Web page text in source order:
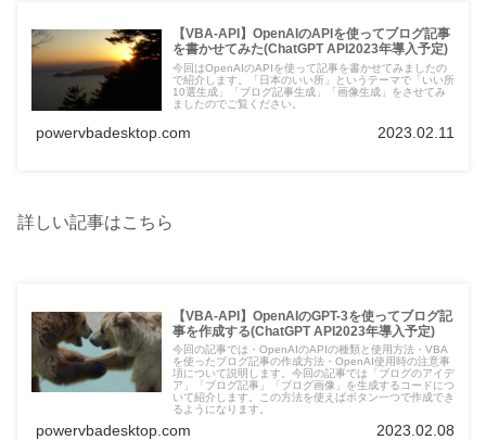
【VBA-API】OpenAIのAPIを使ってブログ記事
を書かせてみた(ChatGPT API2023年導入予定)
今回はOpenAIのAPIを使って記事を書かせてみましたの
で紹介します。「日本のいい所」というテーマで「いい所
10選生成」「ブログ記事生成」「画像生成」をさせてみ
ましたのでご覧ください。
powervbadesktop.com 2023.02.11
詳しい記事はこちら
【VBA-API】OpenAIのGPT-3を使ってブログ記
事を作成する(ChatGPT API2023年導入予定)
今回の記事では・OpenAIのAPIの種類と使用方法・VBA
を使ったブログ記事の作成方法・OpenAI使用時の注意事
項について説明します。今回の記事では「ブログのアイデ
ア」「ブログ記事」「ブログ画像」を生成するコードにつ
いて紹介します。この方法を使えばボタン一つで作成でき
るようになります。
powervbadesktop.com 2023.02.08